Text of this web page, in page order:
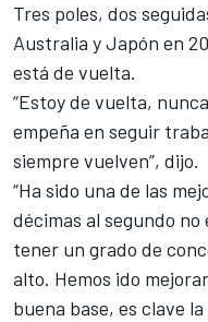
Tres poles, dos
Australia y Japón en
está de vuelta.
“Estoy de vuelta,
empeña en seguir
siempre vuelven”, dijo.
“Ha sido una de las
décimas al segundo no
tener un grado de
alto. Hemos ido
buena base, es clave